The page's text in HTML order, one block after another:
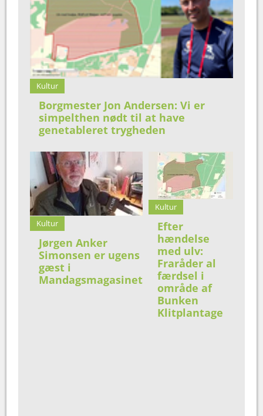
Kultur
Borgmester Jon Andersen: Vi er
simpelthen nødt til at have
genetableret trygheden
Kultur
Jørgen Anker
Simonsen er ugens
gæst i
Mandagsmagasinet
Kultur
Efter
hændelse
med ulv:
Fraråder al
færdsel i
område af
Bunken
Klitplantage